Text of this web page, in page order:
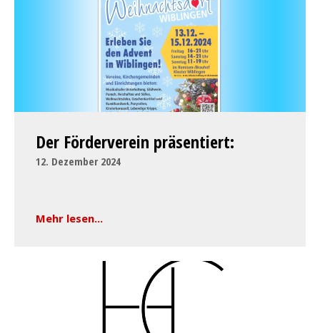
Der Förderverein präsentiert:
12. Dezember 2024
Mehr lesen...